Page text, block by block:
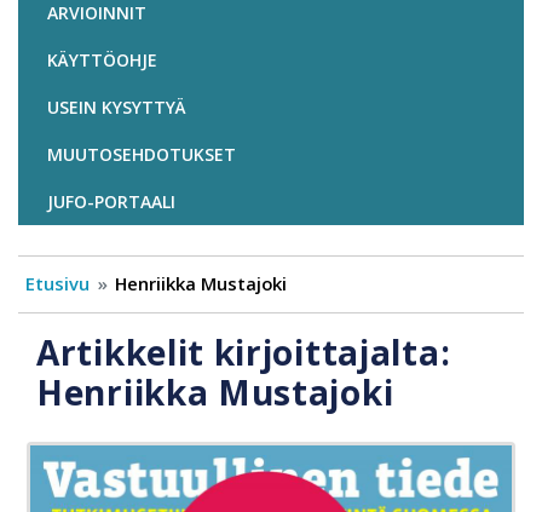
ARVIOINNIT
KÄYTTÖOHJE
USEIN KYSYTTYÄ
MUUTOSEHDOTUKSET
JUFO-PORTAALI
Etusivu Henriikka Mustajoki
Artikkelit kirjoittajalta:
Henriikka Mustajoki